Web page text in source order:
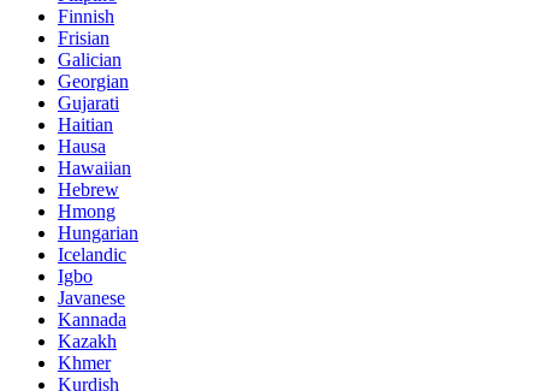
Finnish
Frisian
Galician
Georgian
Gujarati
Haitian
Hausa
Hawaiian
Hebrew
Hmong
Hungarian
Icelandic
Igbo
Javanese
Kannada
Kazakh
Khmer
Kurdish